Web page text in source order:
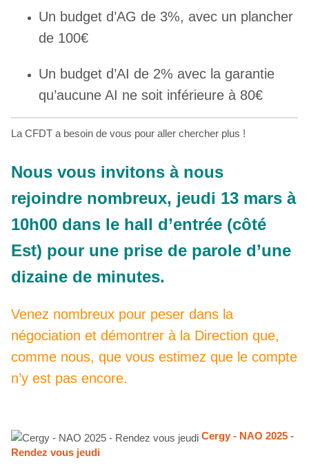
Un budget d’AG de 3%, avec un plancher
de 100€
Un budget d’AI de 2% avec la garantie
qu’aucune AI ne soit inférieure à 80€
La CFDT a besoin de vous pour aller chercher plus !
Nous vous invitons à nous
rejoindre nombreux, jeudi 13 mars à
10h00 dans le hall d’entrée (côté
Est) pour une prise de parole d’une
dizaine de minutes.
Venez nombreux pour peser dans la
négociation et démontrer à la Direction que,
comme nous, que vous estimez que le compte
n’y est pas encore.
Cergy - NAO 2025 -
Rendez vous jeudi